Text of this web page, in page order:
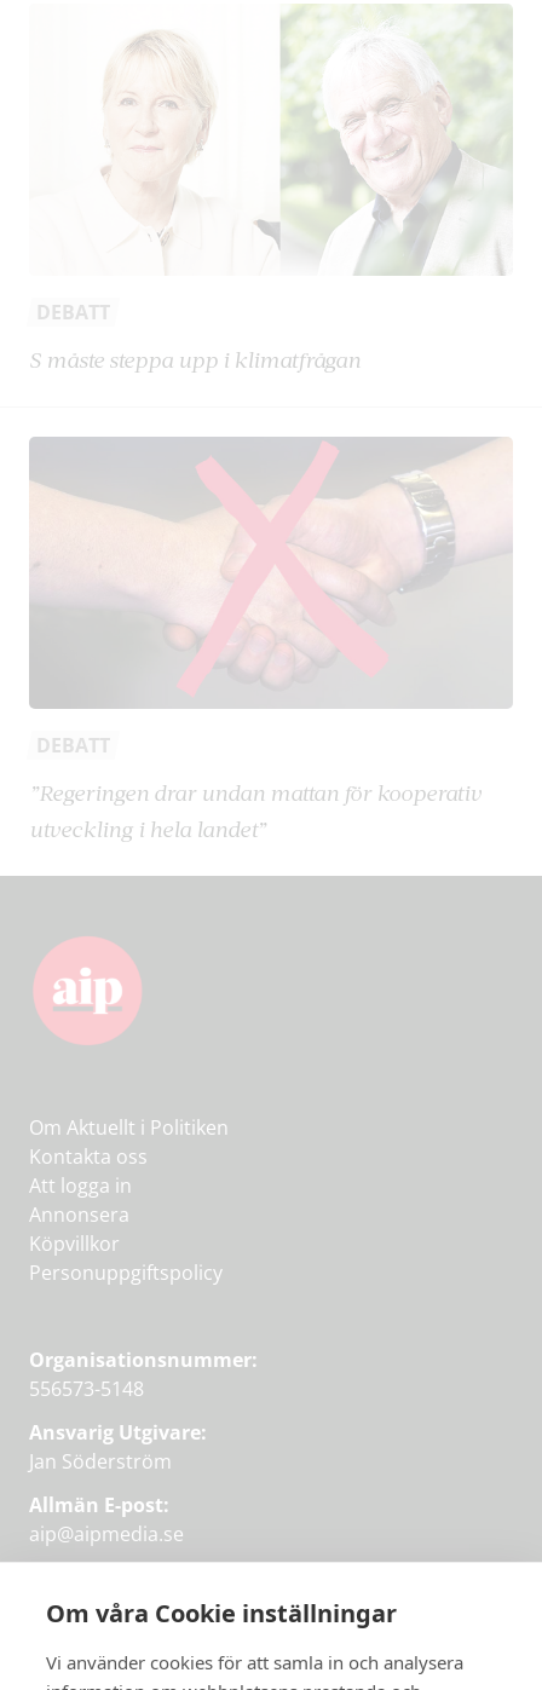
Om våra Cookie inställningar
Vi använder cookies för att samla in och analysera
DEBATT
S måste steppa upp i klimatfrågan
DEBATT
”Regeringen drar undan mattan för kooperativ
utveckling i hela landet”
Om Aktuellt i Politiken
Kontakta oss
Att logga in
Annonsera
Köpvillkor
Personuppgiftspolicy
Organisationsnummer:
556573-5148
Ansvarig Utgivare:
Jan Söderström
Allmän E-post:
aip@aipmedia.se
aip@flowyinfo.seeller 08-1210 60 40.
Instagram
LinkedIn
Twitter
Facebook